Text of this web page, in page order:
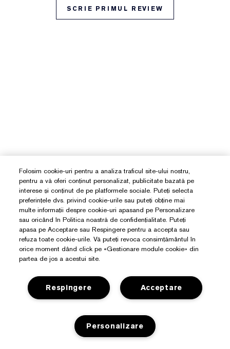
SCRIE PRIMUL REVIEW
Despre Estée Lauder
Folosim cookie-uri pentru a analiza traficul site-ului nostru,
pentru a vă oferi conținut personalizat, publicitate bazată pe
interese și conținut de pe platformele sociale. Puteți selecta
preferințele dvs. privind cookie-urile sau puteți obține mai
multe informații despre cookie-uri apasand pe Personalizare
sau oricând în Politica noastră de confidențialitate. Puteți
apasa pe Acceptare sau Respingere pentru a accepta sau
refuza toate cookie-urile. Vă puteți revoca consimțământul în
orice moment dând click pe «Gestionare module cookie» din
partea de jos a acestui site.
Acceptare
Respingere
Personalizare